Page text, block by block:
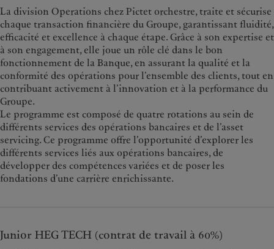
La division Operations chez Pictet orchestre, traite et sécurise
chaque transaction financière du Groupe, garantissant fluidité,
efficacité et excellence à chaque étape. Grâce à son expertise et
à son engagement, elle joue un rôle clé dans le bon
fonctionnement de la Banque, en assurant la qualité et la
conformité des opérations pour l’ensemble des clients, tout en
contribuant activement à l’innovation et à la performance du
Groupe.
Le programme est composé de quatre rotations au sein de
différents services des opérations bancaires et de l’asset
servicing. Ce programme offre l’opportunité d’explorer les
différents services liés aux opérations bancaires, de
développer des compétences variées et de poser les
fondations d’une carrière enrichissante.
Junior HEG TECH (contrat de travail à 60%)